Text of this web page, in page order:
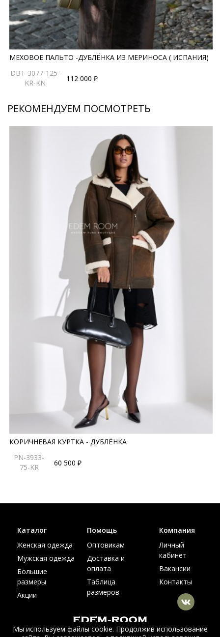
МЕХОВОЕ ПАЛЬТО -ДУБЛЁНКА ИЗ МЕРИНОСА ( ИСПАНИЯ)
DBT-3077-125-
KR-KN
112 000 ₽
РЕКОМЕНДУЕМ ПОСМОТРЕТЬ
КОРИЧНЕВАЯ КУРТКА - ДУБЛЁНКА
PN-3933-
75-KR
60 500 ₽
Каталог
Женская одежда
Мужская одежда
Большие
размеры
Акции
Помощь
Оптовикам
Доставка и
оплата
Таблица
размеров
Компания
Личный
кабинет
Вакансии
Контакты
Мы используем файлы cookie. Продолжив использование